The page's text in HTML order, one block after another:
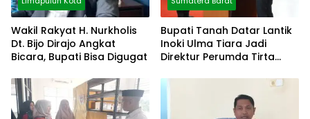
Wakil Rakyat H. Nurkholis
Dt. Bijo Dirajo Angkat
Bicara, Bupati Bisa Digugat
Bupati Tanah Datar Lantik
Inoki Ulma Tiara Jadi
Direktur Perumda Tirta